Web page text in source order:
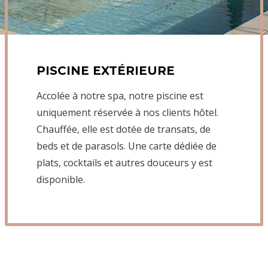
PISCINE EXTÉRIEURE
Accolée à notre spa, notre piscine est
uniquement réservée à nos clients hôtel.
Chauffée, elle est dotée de transats, de
beds et de parasols. Une carte dédiée de
plats, cocktails et autres douceurs y est
disponible.